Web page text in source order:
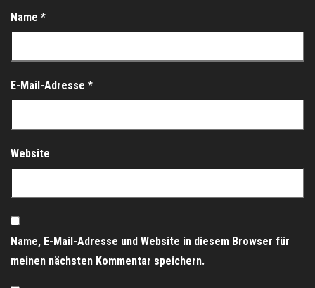
Name *
E-Mail-Adresse *
Website
Name, E-Mail-Adresse und Website in diesem Browser für
meinen nächsten Kommentar speichern.